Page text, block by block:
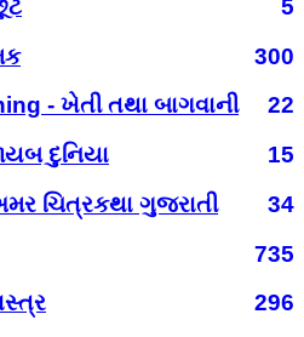
5
300
- ખેતી તથા બાગવાની
22
દુનિયા
15
ચિત્રકથા ગુજરાતી
34
735
296